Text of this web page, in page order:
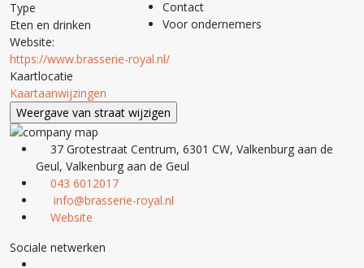
Contact
Voor ondernemers
Type
Eten en drinken
Website:
https://www.brasserie-royal.nl/
Kaartlocatie
Kaartaanwijzingen
37 Grotestraat Centrum, 6301 CW, Valkenburg aan de
Geul, Valkenburg aan de Geul
043 6012017
info@brasserie-royal.nl
Website
Sociale netwerken